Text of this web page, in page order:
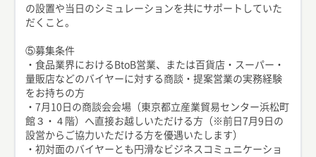
の設置や当日のシミュレーションを共にサポートしていた
だくこと。
⑤募集条件
・食品業界におけるBtoB営業、または百貨店・スーパー・
量販店などのバイヤーに対する商談・提案営業の実務経験
をお持ちの方
・7月10日の商談会会場（東京都立産業貿易センター浜松町
館３・４階）へ直接お越しいただける方（※前日7月9日の
設営からご協力いただける方を優遇いたします）
・初対面のバイヤーとも円滑なビジネスコミュニケーショ